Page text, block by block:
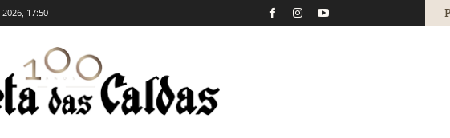
17:50
de ilustração científica no
- 7 de Setembro, 2018